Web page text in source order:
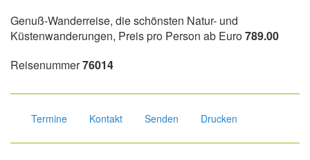
Genuß-Wanderreise, die schönsten Natur- und
Küstenwanderungen, Preis pro Person ab Euro789.00
Reisenummer76014
Termine Kontakt Senden Drucken